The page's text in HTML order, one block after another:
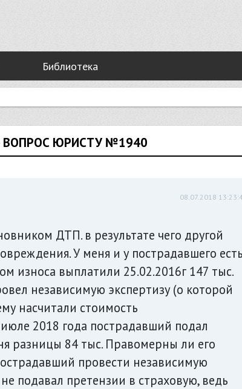
Библиотека
ВОПРОС ЮРИСТУ №1940
08.07.2018
ДТП. в результате чего другой
У меня и у пострадавшего
износа выплатили 25.02.2016г 147 тыс.
независимую экспертизу (о которой
насчитали стоимость
2018 года пострадавший подал
разницы 84 тыс. Правомерны ли его
провести независимую
подавал претензии в страховую, ведь